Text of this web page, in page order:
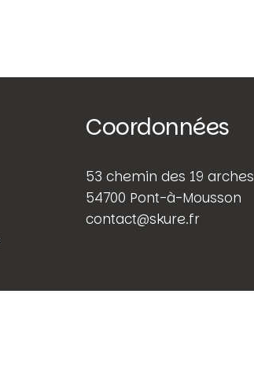
Coordonnées
53 chemin des 19 arches
54700 Pont-à-Mousson
contact@skure.fr